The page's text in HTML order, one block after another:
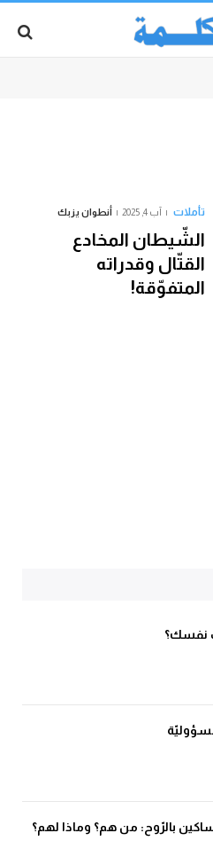
تأملات آب 4, 2025 أنطوان يزبك
الشّيطان المخادع
القتّال وقدراته
المتفوّقة!
نفسك؟
بالرّوح: من هم؟ وماذا لهم؟